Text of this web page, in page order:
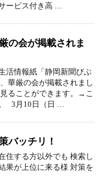
ービス付き高 …
の会が掲載されま
活情報紙「静岡新聞びぶ
華厳の会が掲載されまし
ることができます。→こ
3月10日（日 …
バッチリ！
住する方以外でも 検索し
果が上位に来る様 対策を